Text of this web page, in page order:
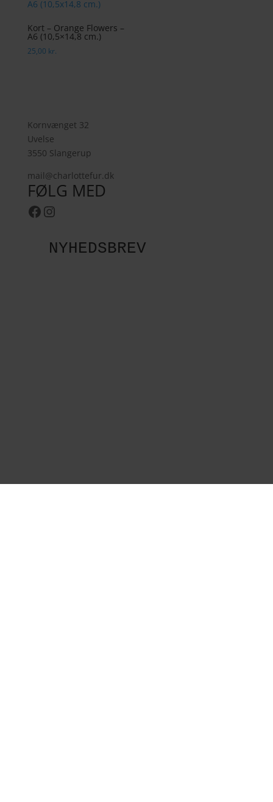
Kort – Orange Flowers –
A6 (10,5×14,8 cm.)
25,00 kr.
Kornvænget 32
Uvelse
3550 Slangerup
mail@charlottefur.dk
FØLG MED
Facebook
Instagram
NYHEDSBREV